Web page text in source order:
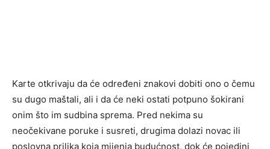
Karte otkrivaju da će određeni znakovi dobiti ono o čemu
su dugo maštali, ali i da će neki ostati potpuno šokirani
onim što im sudbina sprema. Pred nekima su
neočekivane poruke i susreti, drugima dolazi novac ili
poslovna prilika koja mijenja budućnost, dok će pojedini